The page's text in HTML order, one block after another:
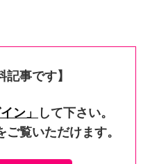
記事です】
ン」
して下さい。
覧いただけます。